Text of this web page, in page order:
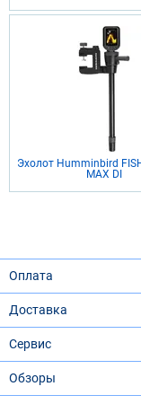
Эхолот Humminbird
MAX DI
Оплата
Доставка
Сервис
Обзоры